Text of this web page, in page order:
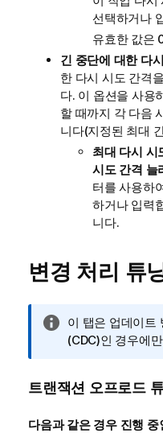
선택하거나
유효한 값은
긴 중단에 대한 다
한 다시 시도 간격
다. 이 옵션을 사용
할 때까지 각 다음
니다(지정된 최대
최대 다시 시
시도 간격 늘
터를 사용하
하거나 입력
니다.
변경 처리 튜
정
보
이 탭은 업데이트
(CDC)인 경우에
트랜잭션 오프로드
다음과 같은 경우 진행